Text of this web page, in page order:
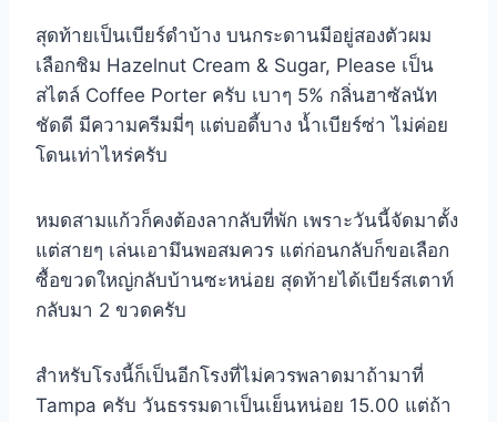
สุดท้ายเป็นเบียร์ดำบ้าง บนกระดานมีอยู่สองตัวผม
เลือกชิม Hazelnut Cream & Sugar, Please เป็น
สไตล์ Coffee Porter ครับ เบาๆ 5% กลิ่นฮาซัลนัท
ชัดดี มีความครีมมี่ๆ แต่บอดี้บาง น้ำเบียร์ซ่า ไม่ค่อย
โดนเท่าไหร่ครับ
หมดสามแก้วก็คงต้องลากลับที่พัก เพราะวันนี้จัดมาตั้ง
แต่สายๆ เล่นเอามึนพอสมควร แต่ก่อนกลับก็ขอเลือก
ซื้อขวดใหญ่กลับบ้านซะหน่อย สุดท้ายได้เบียร์สเตาท์
กลับมา 2 ขวดครับ
สำหรับโรงนี้ก็เป็นอีกโรงที่ไม่ควรพลาดมาถ้ามาที่
Tampa ครับ วันธรรมดาเป็นเย็นหน่อย 15.00 แต่ถ้า